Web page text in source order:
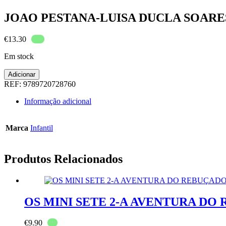
JOAO PESTANA-LUISA DUCLA
€13.30
Em stock
Quantidade
de
PESTANA-
SOARES
Adicionar
REF: 9789720728760
Informação adicional
Marca Infantil
Produtos Relacionados
OS MINI SETE 2-A AVENTURA DO
€9.90